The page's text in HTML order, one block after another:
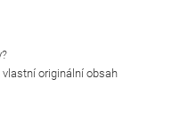
originální obsah